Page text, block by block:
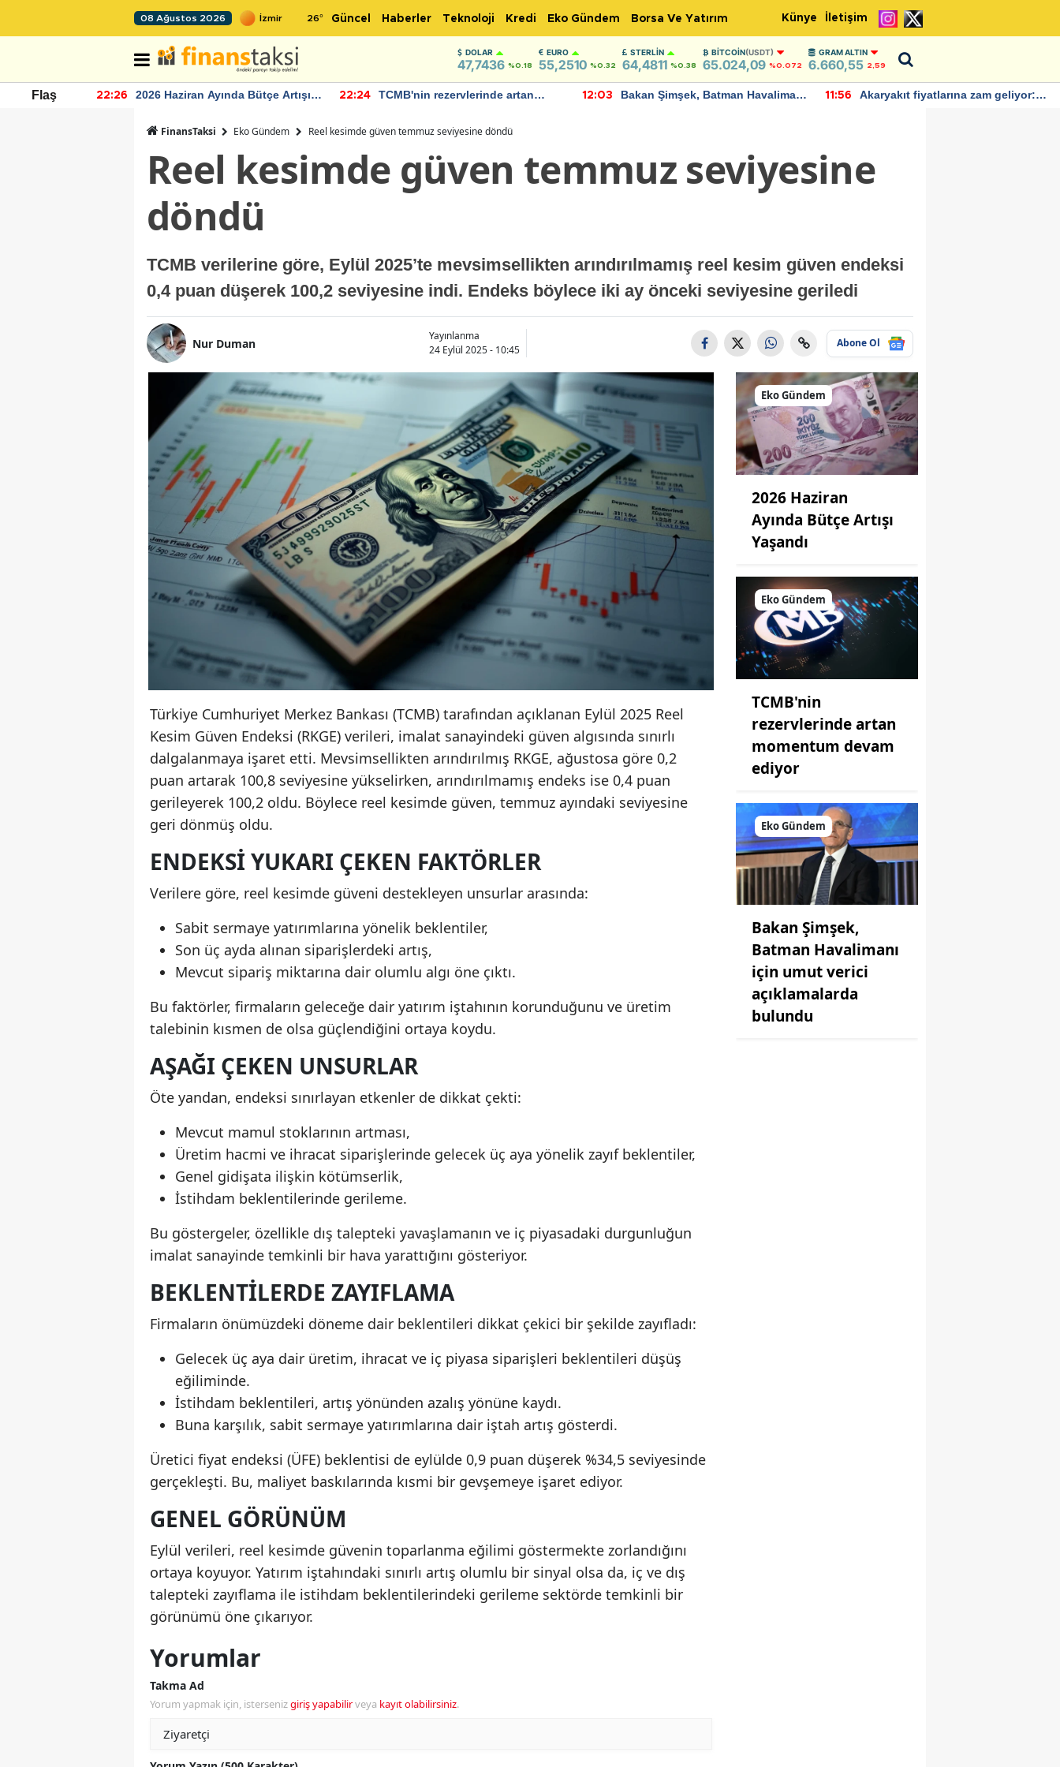
08 Ağustos 2026 26° Güncel Haberler Teknoloji Kredi Eko Gündem Borsa Ve Yatırım Künye İletişim
DOLAR
47,7436 %0.18
EURO
55,2510 %0.32
STERLIN
64,4811 %0.38
BITCOIN(USDT)
65.024,09 %0.072
GRAM ALTIN
6.660,55 2,59
Flaş 22:26
2026 Haziran Ayında Bütçe Artışı
22:24
TCMB'nin rezervlerinde artan
12:03
Bakan Şimşek, Batman Havalimanı
11:56
Akaryakıt fiyatlarına zam geliyor:
FinansTaksi Eko Gündem Reel kesimde güven temmuz seviyesine döndü
Reel kesimde güven temmuz seviyesine
döndü
TCMB verilerine göre, Eylül 2025’te mevsimsellikten arındırılmamış reel kesim güven endeksi
0,4 puan düşerek 100,2 seviyesine indi. Endeks böylece iki ay önceki seviyesine geriledi
Nur Duman
Yayınlanma
24 Eylül 2025 - 10:45
Abone Ol
Türkiye Cumhuriyet Merkez Bankası (TCMB) tarafından açıklanan Eylül 2025 Reel
Kesim Güven Endeksi (RKGE) verileri, imalat sanayindeki güven algısında sınırlı
dalgalanmaya işaret etti. Mevsimsellikten arındırılmış RKGE, ağustosa göre 0,2
puan artarak 100,8 seviyesine yükselirken, arındırılmamış endeks ise 0,4 puan
gerileyerek 100,2 oldu. Böylece reel kesimde güven, temmuz ayındaki seviyesine
geri dönmüş oldu.
ENDEKSI YUKARI ÇEKEN FAKTÖRLER
Verilere göre, reel kesimde güveni destekleyen unsurlar arasında:
Sabit sermaye yatırımlarına yönelik beklentiler,
Son üç ayda alınan siparişlerdeki artış,
Mevcut sipariş miktarına dair olumlu algı öne çıktı.
Bu faktörler, firmaların geleceğe dair yatırım iştahının korunduğunu ve üretim
talebinin kısmen de olsa güçlendiğini ortaya koydu.
AŞAĞI ÇEKEN UNSURLAR
Öte yandan, endeksi sınırlayan etkenler de dikkat çekti:
Mevcut mamul stoklarının artması,
Üretim hacmi ve ihracat siparişlerinde gelecek üç aya yönelik zayıf beklentiler,
Genel gidişata ilişkin kötümserlik,
İstihdam beklentilerinde gerileme.
Bu göstergeler, özellikle dış talepteki yavaşlamanın ve iç piyasadaki durgunluğun
imalat sanayinde temkinli bir hava yarattığını gösteriyor.
BEKLENTILERDE ZAYIFLAMA
Firmaların önümüzdeki döneme dair beklentileri dikkat çekici bir şekilde zayıfladı:
Gelecek üç aya dair üretim, ihracat ve iç piyasa siparişleri beklentileri düşüş
eğiliminde.
İstihdam beklentileri, artış yönünden azalış yönüne kaydı.
Buna karşılık, sabit sermaye yatırımlarına dair iştah artış gösterdi.
Üretici fiyat endeksi (ÜFE) beklentisi de eylülde 0,9 puan düşerek %34,5 seviyesinde
gerçekleşti. Bu, maliyet baskılarında kısmi bir gevşemeye işaret ediyor.
GENEL GÖRÜNÜM
Eylül verileri, reel kesimde güvenin toparlanma eğilimi göstermekte zorlandığını
ortaya koyuyor. Yatırım iştahındaki sınırlı artış olumlu bir sinyal olsa da, iç ve dış
talepteki zayıflama ile istihdam beklentilerindeki gerileme sektörde temkinli bir
görünümü öne çıkarıyor.
Yorumlar
Takma Ad
Yorum yapmak için, istersenizgiriş yapabilirveya kayıt olabilirsiniz.
Eko Gündem
2026 Haziran
Ayında Bütçe Artışı
Yaşandı
Eko Gündem
TCMB'nin
rezervlerinde artan
momentum devam
ediyor
Eko Gündem
Bakan Şimşek,
Batman Havalimanı
için umut verici
açıklamalarda
bulundu